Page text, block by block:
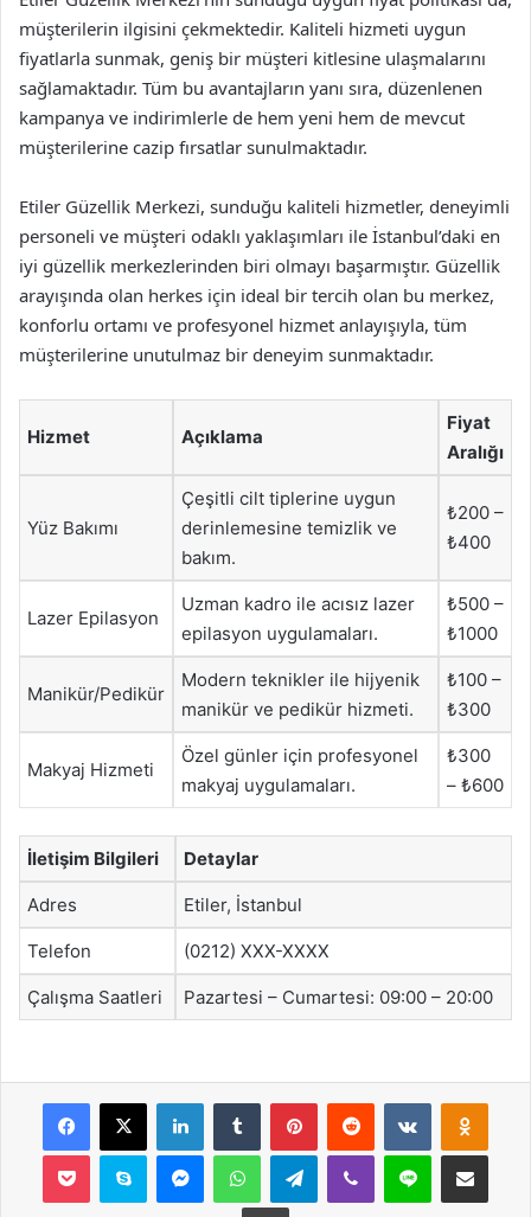
müşterilerin ilgisini çekmektedir. Kaliteli hizmeti uygun
fiyatlarla sunmak, geniş bir müşteri kitlesine ulaşmalarını
sağlamaktadır. Tüm bu avantajların yanı sıra, düzenlenen
kampanya ve indirimlerle de hem yeni hem de mevcut
müşterilerine cazip fırsatlar sunulmaktadır.
Etiler Güzellik Merkezi, sunduğu kaliteli hizmetler, deneyimli
personeli ve müşteri odaklı yaklaşımları ile İstanbul’daki en
iyi güzellik merkezlerinden biri olmayı başarmıştır. Güzellik
arayışında olan herkes için ideal bir tercih olan bu merkez,
konforlu ortamı ve profesyonel hizmet anlayışıyla, tüm
müşterilerine unutulmaz bir deneyim sunmaktadır.
Hizmet Açıklama
Fiyat
Aralığı
Yüz Bakımı
Çeşitli cilt tiplerine uygun
derinlemesine temizlik ve
bakım.
₺200 –
₺400
Lazer Epilasyon
Uzman kadro ile acısız lazer
epilasyon uygulamaları.
₺500 –
₺1000
Manikür/Pedikür
Modern teknikler ile hijyenik
manikür ve pedikür hizmeti.
₺100 –
₺300
Makyaj Hizmeti
Özel günler için profesyonel
makyaj uygulamaları.
₺300
– ₺600
İletişim Bilgileri Detaylar
Adres Etiler, İstanbul
Telefon (0212) XXX-XXXX
Çalışma Saatleri Pazartesi – Cumartesi: 09:00 – 20:00
Facebook
X LinkedInTumblr PinterestReddit VKontakte
Pocket Skype MessengerWhatsAppTelegramViber Line E-Posta ile
Yazdır